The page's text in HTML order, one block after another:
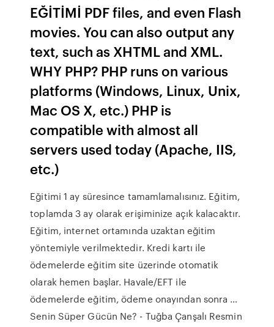
EĞİTİMİ PDF files, and even Flash
movies. You can also output any
text, such as XHTML and XML.
WHY PHP? PHP runs on various
platforms (Windows, Linux, Unix,
Mac OS X, etc.) PHP is
compatible with almost all
servers used today (Apache, IIS,
etc.)
Eğitimi 1 ay süresince tamamlamalısınız. Eğitim,
toplamda 3 ay olarak erişiminize açık kalacaktır.
Eğitim, internet ortamında uzaktan eğitim
yöntemiyle verilmektedir. Kredi kartı ile
ödemelerde eğitim site üzerinde otomatik
olarak hemen başlar. Havale/EFT ile
ödemelerde eğitim, ödeme onayından sonra …
Senin Süper Gücün Ne? - Tuğba Çanşalı Resmin